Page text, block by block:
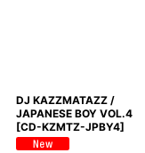
DJ KAZZMATAZZ /
JAPANESE BOY VOL.4
[CD-KZMTZ-JPBY4]